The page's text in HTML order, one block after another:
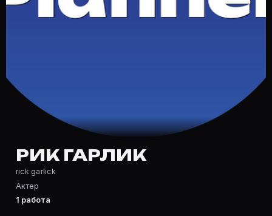
Частые вопросы о Рик Гарлик
Полный список — на Movie Planner: https://movie-
Кто такой(ая) Рик Гарлик?
Рик Гарлик — Актер. Биография и роли на карточке
Где открыть фильмографию Рик Гарлик?
На Movie Planner: https://movie-planner.ru/s/
РИК ГАРЛИК
rick garlick
Актер
1 работа